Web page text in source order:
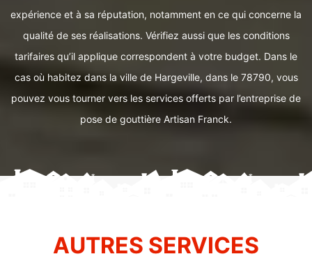
expérience et à sa réputation, notamment en ce qui concerne la
qualité de ses réalisations. Vérifiez aussi que les conditions
tarifaires qu’il applique correspondent à votre budget. Dans le
cas où habitez dans la ville de Hargeville, dans le 78790, vous
pouvez vous tourner vers les services offerts par l’entreprise de
pose de gouttière Artisan Franck.
AUTRES SERVICES